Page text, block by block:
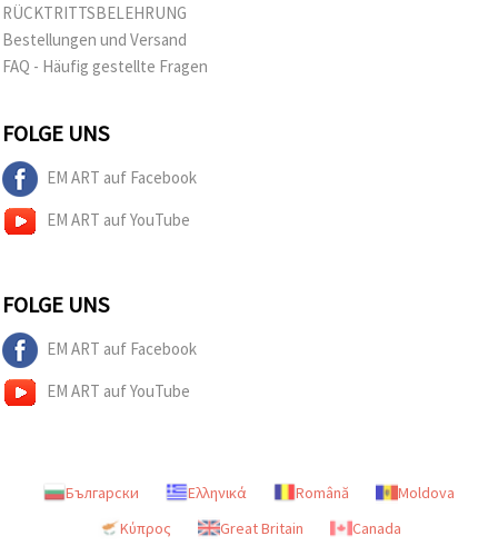
RÜCKTRITTSBELEHRUNG
Bestellungen und Versand
FAQ - Häufig gestellte Fragen
FOLGE UNS
EM ART auf Facebook
EM ART auf YouTube
FOLGE UNS
EM ART auf Facebook
EM ART auf YouTube
Български Ελληνικά Română
Moldova
Κύπρος
Great Britain Canada